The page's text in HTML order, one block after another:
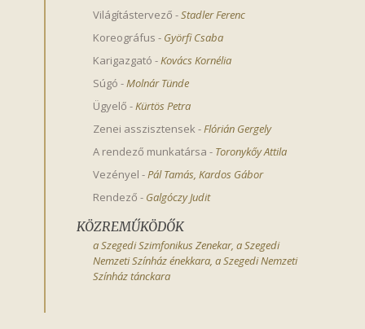
Világítástervező -Stadler Ferenc
Koreográfus - Györfi Csaba
Karigazgató -Kovács Kornélia
Súgó -Molnár Tünde
Ügyelő -Kürtös Petra
Zenei asszisztensek -Flórián Gergely
A rendező munkatársa - Toronykőy Attila
Vezényel -Pál Tamás, Kardos Gábor
Rendező - Galgóczy Judit
KÖZREMŰKÖDŐK
a Szegedi Szimfonikus Zenekar, a Szegedi
Nemzeti Színház énekkara, a Szegedi Nemzeti
Színház tánckara